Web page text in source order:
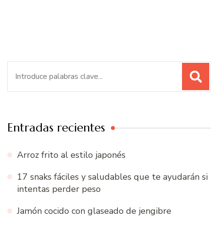
Entradas recientes
Arroz frito al estilo japonés
17 snaks fáciles y saludables que te ayudarán si
intentas perder peso
Jamón cocido con glaseado de jengibre